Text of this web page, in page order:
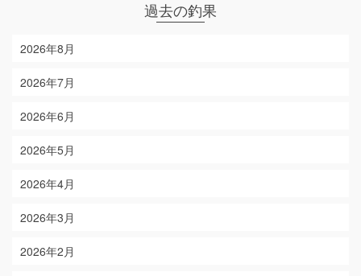
過去の釣果
2026年8月
2026年7月
2026年6月
2026年5月
2026年4月
2026年3月
2026年2月